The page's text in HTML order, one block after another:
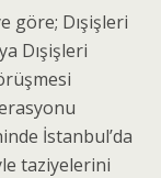
göre; Dışişleri
Dışişleri
İstanbul’da
taziyelerini